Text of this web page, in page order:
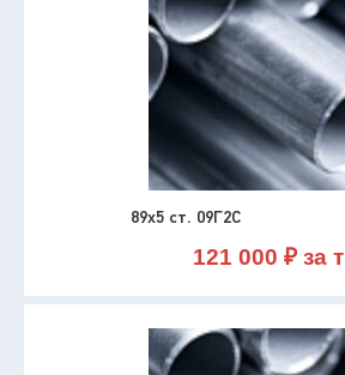
89х5 ст. 09Г2С
121 000 ₽ за т